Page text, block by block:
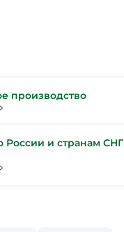
производство
России и странам СНГ